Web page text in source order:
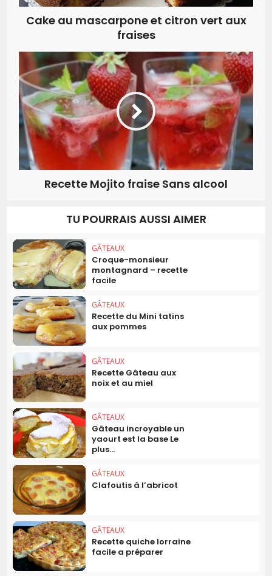
Cake au mascarpone et citron vert aux
fraises
Recette Mojito fraise Sans alcool
TU POURRAIS AUSSI AIMER
GÂTEAUX
Croque-monsieur
montagnard – recette
facile
GÂTEAUX
Recette du Mini tatins
aux pommes
GÂTEAUX
Recette Gâteau aux
noix et au miel
GÂTEAUX
Gâteau incroyable un
yaourt est la base Le
plus...
GÂTEAUX
Clafoutis à l’abricot
GÂTEAUX
Recette quiche lorraine
facile a préparer